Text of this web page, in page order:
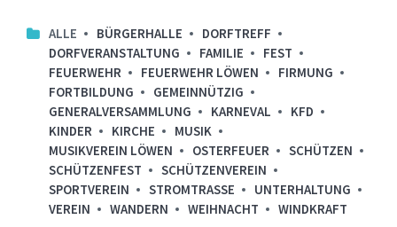
ALLE BÜRGERHALLE
DORFTREFF
DORFVERANSTALTUNG
FAMILIE
FEST
FEUERWEHR
FEUERWEHR LÖWEN
FIRMUNG
FORTBILDUNG
GEMEINNÜTZIG
GENERALVERSAMMLUNG
KARNEVAL
KFD
KINDER
KIRCHE
MUSIK
MUSIKVEREIN LÖWEN
OSTERFEUER
SCHÜTZEN
SCHÜTZENFEST
SCHÜTZENVEREIN
SPORTVEREIN
STROMTRASSE
UNTERHALTUNG
VEREIN
WANDERN WEIHNACHT WINDKRAFT